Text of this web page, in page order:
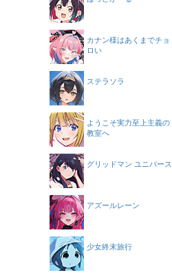
カナン様はあくまでチョ
ロい
ステラソラ
ようこそ実力至上主義の
教室へ
グリッドマン ユニバース
アズールレーン
少女終末旅行